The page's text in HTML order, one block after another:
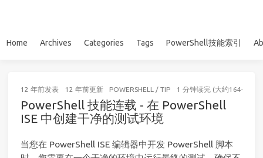
Home Archives Categories Tags PowerShell技能索引
12 年前发表 12 年前更新 POWERSHELL / TIP 1 分钟读完 (大约164个字)
PowerShell 技能连载 - 在 PowerShell
ISE 中创建干净的测试环境
当您在 PowerShell ISE 编辑器中开发 PowerShell 脚本